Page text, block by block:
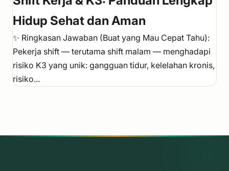
Hidup Sehat dan Aman
✨ Ringkasan Jawaban (Buat yang Mau Cepat Tahu):
Pekerja shift — terutama shift malam — menghadapi
risiko K3 yang unik: gangguan tidur, kelelahan kronis,
risiko...